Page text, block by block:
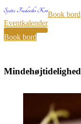
Book bord
Eventkalender
34
Book bord
Mindehøjtidelighed